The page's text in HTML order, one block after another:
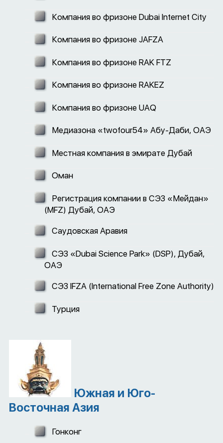
Компания во фризоне Dubai Internet City
Компания во фризоне JAFZA
Компания во фризоне RAK FTZ
Компания во фризоне RAKEZ
Компания во фризоне UAQ
Медиазона «twofour54» Абу-Даби, ОАЭ
Местная компания в эмирате Дубай
Оман
Регистрация компании в СЭЗ «Мейдан»
(MFZ) Дубай, ОАЭ
Саудовская Аравия
СЭЗ «Dubai Science Park» (DSP), Дубай,
ОАЭ
СЭЗ IFZA (International Free Zone Authority)
Турция
Южная и Юго-
Восточная Азия
Гонконг